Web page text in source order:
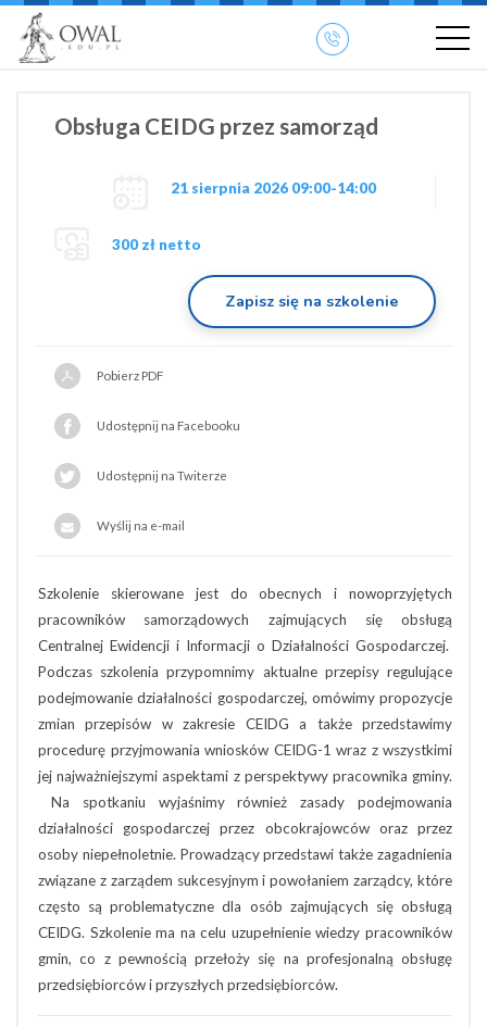
» OWAL.EDU.PL
Obsługa CEIDG przez samorząd
21 sierpnia 2026 09:00-14:00
300 zł netto
Zapisz się na szkolenie
Pobierz PDF
Udostępnij na Facebooku
Udostępnij na Twiterze
Wyślij na e-mail
Szkolenie skierowane jest do obecnych i nowoprzyjętych
pracowników samorządowych zajmujących się obsługą
Centralnej Ewidencji i Informacji o Działalności Gospodarczej.
Podczas szkolenia przypomnimy aktualne przepisy regulujące
podejmowanie działalności gospodarczej, omówimy propozycje
zmian przepisów w zakresie CEIDG a także przedstawimy
procedurę przyjmowania wniosków CEIDG-1 wraz z wszystkimi
jej najważniejszymi aspektami z perspektywy pracownika gminy.
Na spotkaniu wyjaśnimy również zasady podejmowania
działalności gospodarczej przez obcokrajowców oraz przez
osoby niepełnoletnie. Prowadzący przedstawi także zagadnienia
związane z zarządem sukcesyjnym i powołaniem zarządcy, które
często są problematyczne dla osób zajmujących się obsługą
CEIDG. Szkolenie ma na celu uzupełnienie wiedzy pracowników
gmin, co z pewnością przełoży się na profesjonalną obsługę
przedsiębiorców i przyszłych przedsiębiorców.